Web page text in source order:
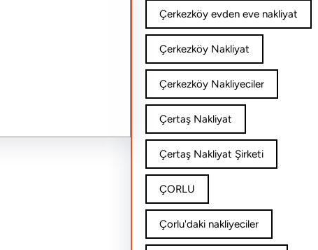
Çerkezköy evden eve nakliyat
Çerkezköy Nakliyat
Çerkezköy Nakliyeciler
Çertaş Nakliyat
Çertaş Nakliyat Şirketi
ÇORLU
Çorlu'daki nakliyeciler